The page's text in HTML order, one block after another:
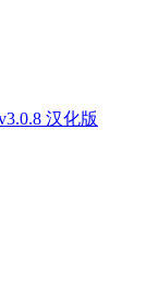
汉化版